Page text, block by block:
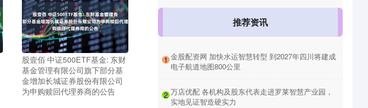
​股壹佰 中证500ETF基金: 东财
基金管理有限公司旗下部分基
金增加长城证券股份有限公司
为申购赎回代理券商的公告
推荐资讯
1 ​金股配资网 加快水运智慧转型 到2027年四川将建成
电子航道地图800公里
2 ​万店优配 各机构及股东代表走进罗莱智慧产业园，
实地见证智造硬实力